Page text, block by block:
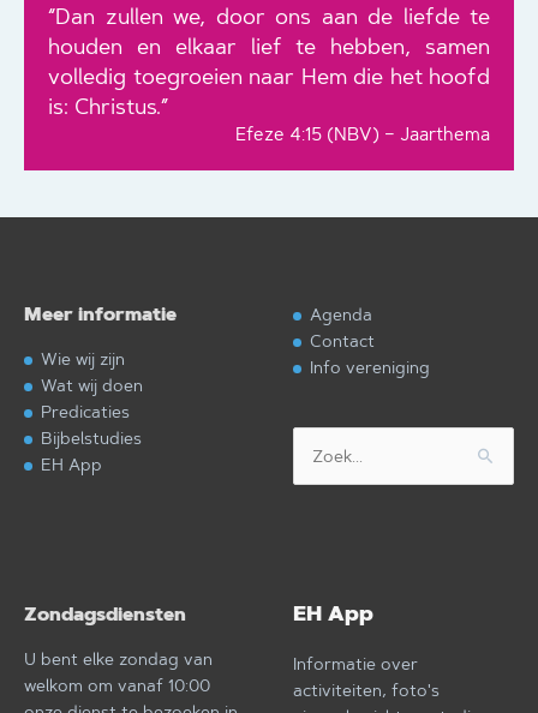
“Dan zullen we, door ons aan de liefde te
houden en elkaar lief te hebben, samen
volledig toegroeien naar Hem die het hoofd
is: Christus.”
Efeze 4:15 (NBV) – Jaarthema
Meer informatie
Wie wij zijn
Wat wij doen
Predicaties
Bijbelstudies
EH App
Agenda
Contact
Info vereniging
naar:
Zondagsdiensten
U bent elke zondag van
welkom om vanaf 10:00
EH App
Informatie over
activiteiten, foto's